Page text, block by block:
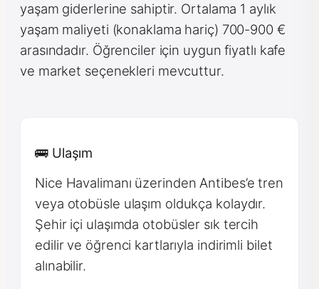
yaşam giderlerine sahiptir. Ortalama 1 aylık
yaşam maliyeti (konaklama hariç) 700-900 €
arasındadır. Öğrenciler için uygun fiyatlı kafe
ve market seçenekleri mevcuttur.
🚌 Ulaşım
Nice Havalimanı üzerinden Antibes’e tren
veya otobüsle ulaşım oldukça kolaydır.
Şehir içi ulaşımda otobüsler sık tercih
edilir ve öğrenci kartlarıyla indirimli bilet
alınabilir.